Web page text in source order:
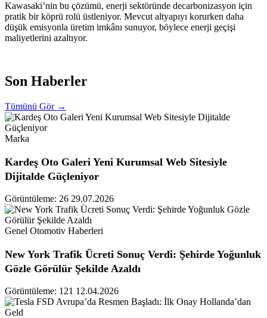
Kawasaki’nin bu çözümü, enerji sektöründe decarbonizasyon için
pratik bir köprü rolü üstleniyor. Mevcut altyapıyı korurken daha
düşük emisyonla üretim imkânı sunuyor, böylece enerji geçişi
maliyetlerini azaltıyor.
Son Haberler
Tümünü Gör →
Marka
Kardeş Oto Galeri Yeni Kurumsal Web Sitesiyle
Dijitalde Güçleniyor
Görüntüleme: 26 29.07.2026
Genel Otomotiv Haberleri
New York Trafik Ücreti Sonuç Verdi: Şehirde Yoğunluk
Gözle Görülür Şekilde Azaldı
Görüntüleme: 121 12.04.2026